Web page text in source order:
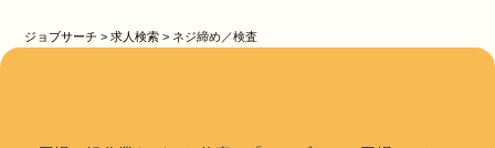
ジョブサーチ >求人検索 >ネジ締め／検査